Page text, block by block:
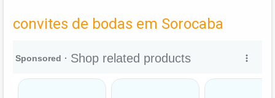
convites de bodas em Sorocaba